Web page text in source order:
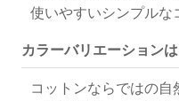
使いやすいシンプルな
カラーバリエーション
コットンならではの